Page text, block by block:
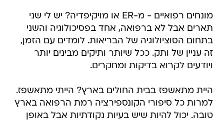
מונחים רפואיים - מ-ER או מויקיפדיה? יש לי שני
תארים אבל לא ברפואה, אחד בפסיכולוגיה והשני
בתחום הסוציולוגיה של הבריאות. לומדים עם הזמן,
זה עניין של ותק. ככל שיותר ותיקים מבינים יותר
ויודעים לקרוא בדיקות ומחקרים.
היית מתאשפז בבית החולים בארץ? הייתי מתאשפז.
למרות כל סיפורי הקונספירציה רמת הרפואה בארץ
טובה. יכול להיות שיש בעיות נקודתיות אבל באופן